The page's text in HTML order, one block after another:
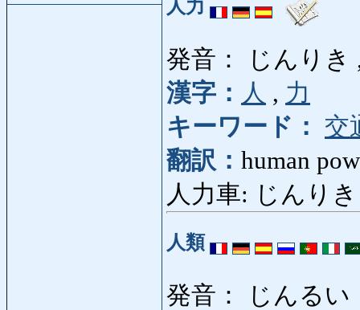
人力
発音： じんりき
漢字： 人 , 力
キーワード：
交
翻訳： human
人力車: じんり
人類
発音： じんるい